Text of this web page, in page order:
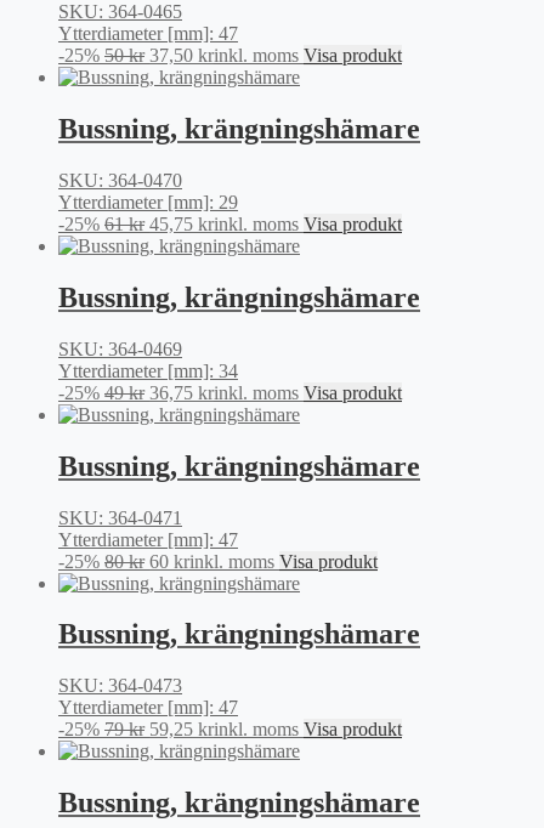
SKU: 364-0465
Ytterdiameter [mm]: 47
-25% 50kr Det
ursprungliga
var:
50 kr.
37,50 krDet
nuvarande
är:
37,50 kr.
inkl. moms Visa produkt
Bussning, krängningshämare
SKU: 364-0470
Ytterdiameter [mm]: 29
-25% 61kr Det
ursprungliga
var:
61 kr.
45,75 krDet
nuvarande
är:
45,75 kr.
inkl. moms Visa produkt
Bussning, krängningshämare
SKU: 364-0469
Ytterdiameter [mm]: 34
-25% 49kr Det
ursprungliga
var:
49 kr.
36,75 krDet
nuvarande
är:
36,75 kr.
inkl. moms Visa produkt
Bussning, krängningshämare
SKU: 364-0471
Ytterdiameter [mm]: 47
-25% 80kr Det
ursprungliga
var:
80 kr.
60 krDet
nuvarande
är:
60 kr.
inkl. moms Visa produkt
Bussning, krängningshämare
SKU: 364-0473
Ytterdiameter [mm]: 47
-25% 79kr Det
ursprungliga
var:
79 kr.
59,25 krDet
nuvarande
är:
59,25 kr.
inkl. moms Visa produkt
Bussning, krängningshämare